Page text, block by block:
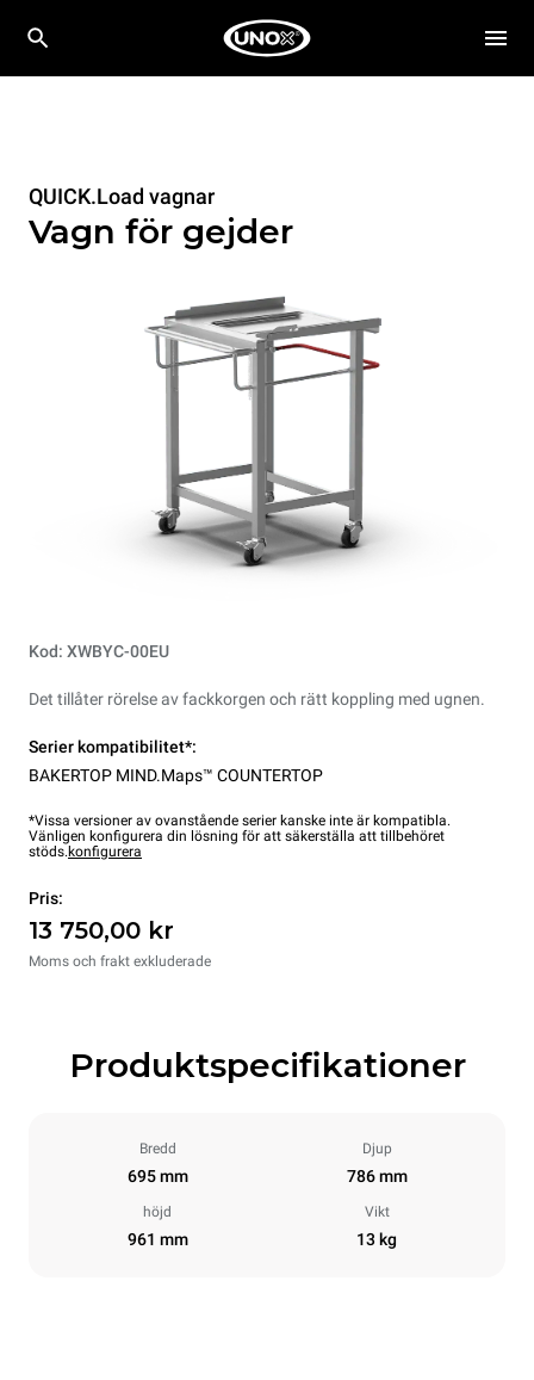
QUICK.Load vagnar
Vagn för gejder
Kod: XWBYC-00EU
Det tillåter rörelse av fackkorgen och rätt koppling med ugnen.
Serier kompatibilitet*:
BAKERTOP MIND.Maps™ COUNTERTOP
*Vissa versioner av ovanstående serier kanske inte är kompatibla.
Vänligen konfigurera din lösning för att säkerställa att tillbehöret
stöds.konfigurera
Pris:
13 750,00 kr
Moms och frakt exkluderade
Produktspecifikationer
Bredd
695 mm
Djup
786 mm
höjd
961 mm
Vikt
13 kg